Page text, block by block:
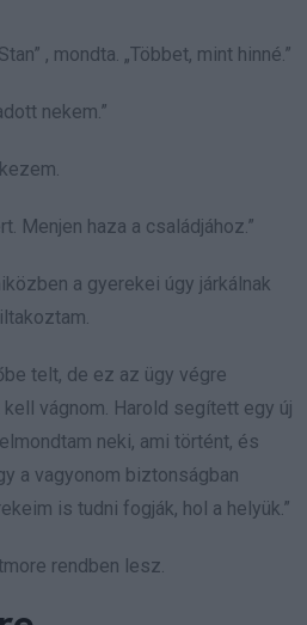
, mondta. „Többet, mint hinné.”
nekem.”
Menjen haza a családjához.”
a gyerekei úgy járkálnak
telt, de ez az ügy végre
vágnom. Harold segített egy új
neki, ami történt, és
a vagyonom biztonságban
is tudni fogják, hol a helyük.”
rendben lesz.